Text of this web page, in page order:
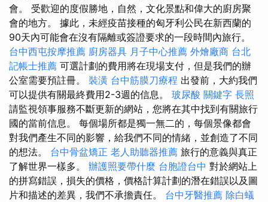
會。 受歡迎的度假勝地，自然，文化景點和偉大的廚房聚
會的地方。 據此，未經疫苗接種的匈牙利公民在新西蘭的
90天內可能會在沒有隔離或簽證要求的一段時間內旅行。
台中西屯按摩推薦 廚房器具 月子中心推薦 外燴廠商 台北
記帳士推薦 可選計劃的費用將在現場支付，但是我們的辦
公室需要預註冊。 裝潢 台中筋膜刀療程 出發前，大約我們
可以提供有關最終費用2-3週的信息。 玻尿酸 關鍵字 長照
請監視領事服務不斷更新的網站，您將在其中找到有關旅行
國的當前信息。 每個場所都是獨一無二的，每個景像都會
對我們產生不同的影響，給我們不同的情緒，並創造了不同
的想法。 台中骨盆矯正 老人助聽器推薦 旅行的意義與真正
了解世界一樣多。 辦護照要帶什麼 台胞證台中 對於網站上
的拼寫錯誤，損失的價格，價格計算計劃的潛在錯誤以及圖
片和描述的差異，我們不承擔責任。 台中牙醫推薦 除白蟻